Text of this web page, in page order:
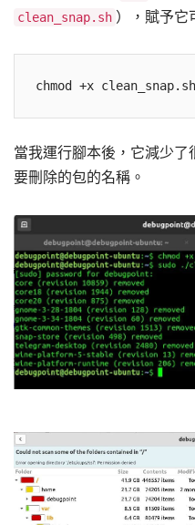
clean_snap.sh ），賦予它
當我運行腳本後，它減少
要刪除的包的名稱。